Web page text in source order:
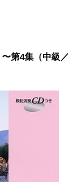
第4集（中級／